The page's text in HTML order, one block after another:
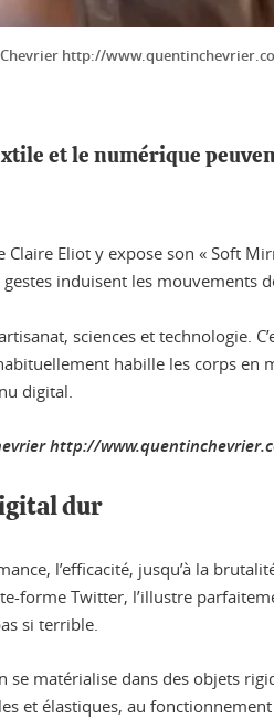
http://
et le numérique
Claire Eliot y expose son « Soft
induisent les mouvements
sciences et technologie.
habille les corps
digital.
http://
dur
l’efficacité, jusqu’à la
Twitter, l’illustre
si terrible.
matérialise dans des objets
et élastiques, au